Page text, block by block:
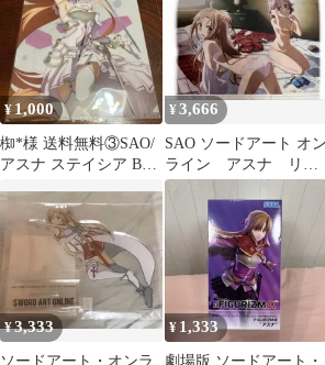
¥1,000
椥*様 送料無料③SAO/
アスナ ステイシア B5
アート
¥3,666
SAO ソードアート オン
ライン アスナ リズ
ベット タペストリー
¥3,333
ソードアート・オンラ
¥ 1,333
劇場版 ソードアート・